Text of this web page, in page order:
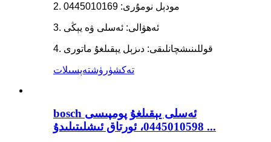
2. مودېل نومۇرى: 0445010169
3. ئەھۋالى: ئەسلى ۋە يېڭى
4. قوللىنىشچانلىقى: دىزېل يېقىلغۇ ماتورى
تەكشۈرۈشتەپسىلات
bosch ئەسلى يېقىلغۇ پومپىسى
0445010598، ئورتاق ئىشلىتىلىدۇ ...